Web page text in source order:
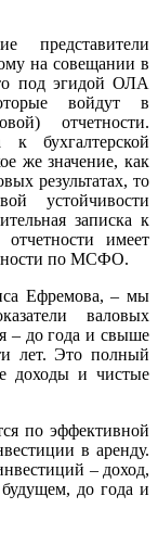
на совещании в
под эгидой ОЛА
войдут в
отчетности.
к бухгалтерской
же значение, как
результатах, то
устойчивости
записка к
отчетности имеет
по МСФО.
Ефремова, – мы
валовых
– до года и свыше
лет. Это полный
доходы и чистые
по эффективной
в аренду.
– доход,
до года и